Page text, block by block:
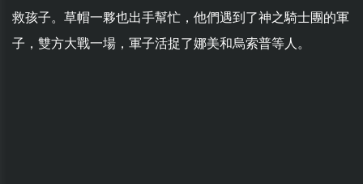
救孩子。草帽一夥也出手幫忙，他們遇到了神之騎士團的軍
子，雙方大戰一場，軍子活捉了娜美和烏索普等人。